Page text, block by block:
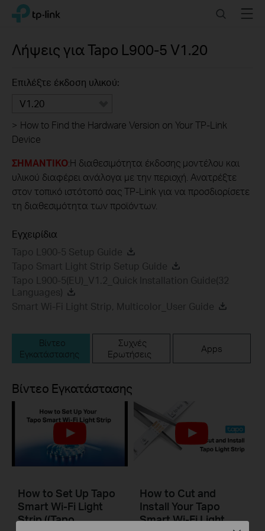
Click
navigation
TP-Link, Reliably Smart SearchMenu
Λήψεις γιαTapo L900-5 V1.20
Επιλέξτε έκδοση υλικού:
V1.20
> How to Find the Hardware Version on Your TP-Link
Device
ΣΗΜΑΝΤΙΚΟ:Η διαθεσιμότητα έκδοσης μοντέλου και
υλικού διαφέρει ανάλογα με την περιοχή. Ανατρέξτε
στον τοπικό ιστότοπό σας TP-Link για να προσδιορίσετε
τη διαθεσιμότητα των προϊόντων.
Εγχειρίδια
Tapo L900-5 Setup Guide
Tapo Smart Light Strip Setup Guide
Tapo L900-5(EU)_V1.2_Quick Installation Guide(32
Languages)
Smart Wi-Fi Light Strip, Multicolor_User Guide
Βίντεο
Εγκατάστασης
Συχνές
Ερωτήσεις
Apps
Βίντεο Εγκατάστασης
How to Set Up Tapo
Smart Wi-Fi Light
Strip ((Tapo
How to Cut and
Install Your Tapo
Smart Wi-Fi Light